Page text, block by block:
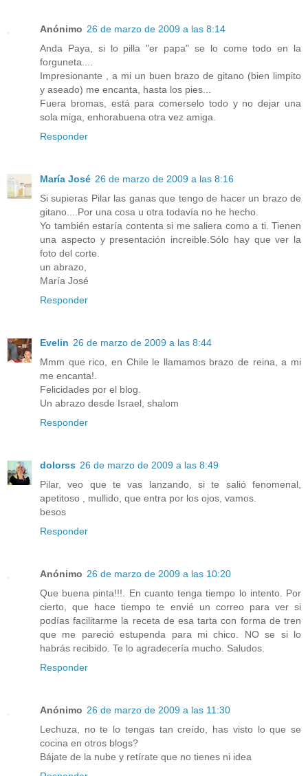
Anónimo 26 de marzo de 2009 a las 8:14
Anda Paya, si lo pilla "er papa" se lo come todo en la
forguneta....
Impresionante , a mi un buen brazo de gitano (bien limpito
y aseado) me encanta, hasta los pies...
Fuera bromas, está para comerselo todo y no dejar una
sola miga, enhorabuena otra vez amiga.
Responder
María José 26 de marzo de 2009 a las 8:16
Si supieras Pilar las ganas que tengo de hacer un brazo de
gitano....Por una cosa u otra todavía no he hecho.
Yo también estaría contenta si me saliera como a ti. Tienen
una aspecto y presentación increible.Sólo hay que ver la
foto del corte.
un abrazo,
María José
Responder
Evelin 26 de marzo de 2009 a las 8:44
Mmm que rico, en Chile le llamamos brazo de reina, a mi
me encanta!.
Felicidades por el blog.
Un abrazo desde Israel, shalom
Responder
dolorss 26 de marzo de 2009 a las 8:49
Pilar, veo que te vas lanzando, si te salió fenomenal,
apetitoso , mullido, que entra por los ojos, vamos.
besos
Responder
Anónimo 26 de marzo de 2009 a las 10:20
Que buena pinta!!!. En cuanto tenga tiempo lo intento. Por
cierto, que hace tiempo te envié un correo para ver si
podías facilitarme la receta de esa tarta con forma de tren
que me pareció estupenda para mi chico. NO se si lo
habrás recibido. Te lo agradecería mucho. Saludos.
Responder
Anónimo 26 de marzo de 2009 a las 11:30
Lechuza, no te lo tengas tan creído, has visto lo que se
cocina en otros blogs?
Bájate de la nube y retírate que no tienes ni idea